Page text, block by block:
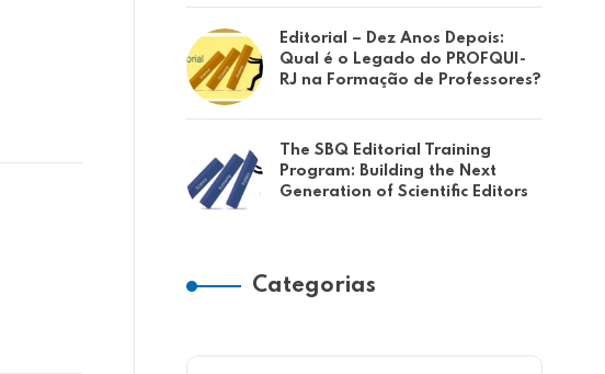
Editorial – Dez Anos Depois:
Qual é o Legado do PROFQUI-
RJ na Formação de Professores?
The SBQ Editorial Training
Program: Building the Next
Generation of Scientific Editors
Categorias